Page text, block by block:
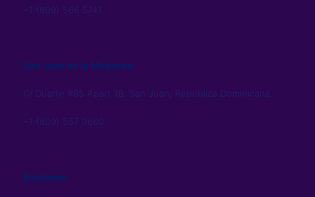
+1 (809) 566 5741
San Juan de la Maguana
C/ Duarte #85 Apart 1B, San Juan, República Dominicana.
+1 (809) 557 9660
Barahona